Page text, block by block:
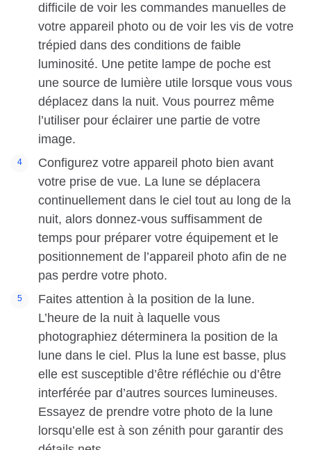
difficile de voir les commandes manuelles de
votre appareil photo ou de voir les vis de votre
trépied dans des conditions de faible
luminosité. Une petite lampe de poche est
une source de lumière utile lorsque vous vous
déplacez dans la nuit. Vous pourrez même
l’utiliser pour éclairer une partie de votre
image.
Configurez votre appareil photo bien avant
votre prise de vue. La lune se déplacera
continuellement dans le ciel tout au long de la
nuit, alors donnez-vous suffisamment de
temps pour préparer votre équipement et le
positionnement de l’appareil photo afin de ne
pas perdre votre photo.
Faites attention à la position de la lune.
L’heure de la nuit à laquelle vous
photographiez déterminera la position de la
lune dans le ciel. Plus la lune est basse, plus
elle est susceptible d’être réfléchie ou d’être
interférée par d’autres sources lumineuses.
Essayez de prendre votre photo de la lune
lorsqu’elle est à son zénith pour garantir des